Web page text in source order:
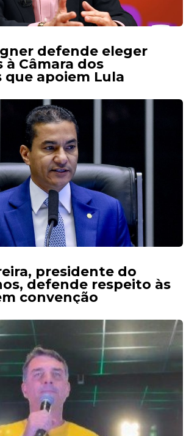
defende eleger
Câmara dos
que apoiem Lula
presidente do
defende respeito às
convenção